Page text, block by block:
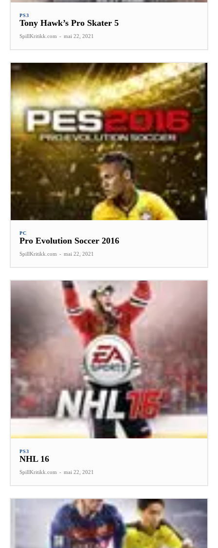
PS3
Tony Hawk’s Pro Skater 5
SpillKritikk.com - mai 22, 2021
PC
Pro Evolution Soccer 2016
SpillKritikk.com - mai 22, 2021
PS3
NHL 16
SpillKritikk.com - mai 22, 2021